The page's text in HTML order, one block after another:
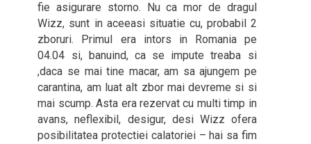
fie asigurare storno. Nu ca mor de dragul
Wizz, sunt in aceeasi situatie cu, probabil 2
zboruri. Primul era intors in Romania pe
04.04 si, banuind, ca se impute treaba si
,daca se mai tine macar, am sa ajungem pe
carantina, am luat alt zbor mai devreme si si
mai scump. Asta era rezervat cu multi timp in
avans, neflexibil, desigur, desi Wizz ofera
posibilitatea protectiei calatoriei – hai sa fim